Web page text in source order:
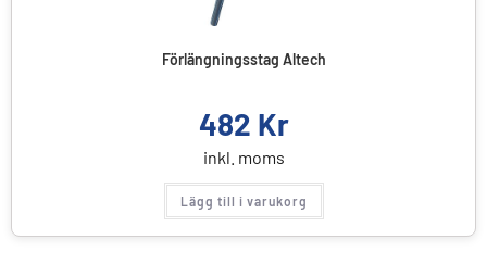
Förlängningsstag Altech
482 Kr
inkl. moms
Lägg till i varukorg